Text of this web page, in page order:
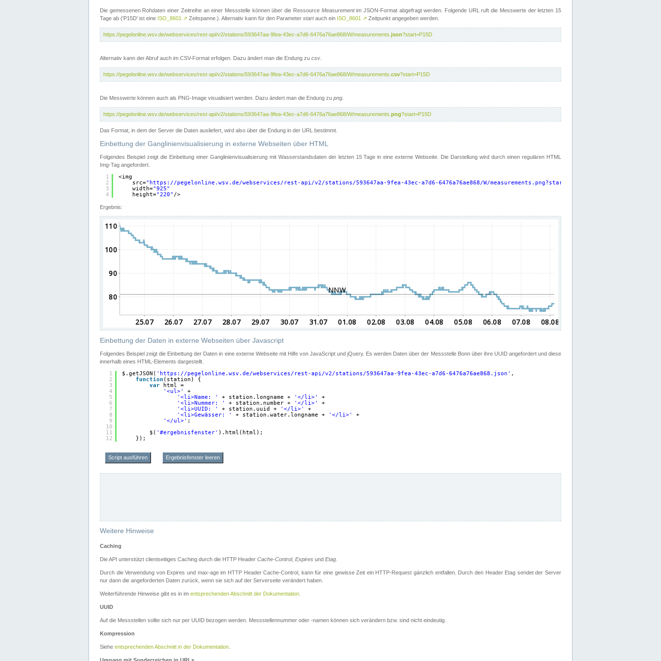
Die gemessenen Rohdaten einer Zeitreihe an einer Messstelle können über die Ressource Measurementim JSON-Format abgefragt werden. Folgende URL ruft die Messwerte der letzten 15
Tage ab ('P15D' ist eine ISO_8601 ↗ Zeitspanne.). Alternativ kann für den Parameter startauch ein ISO_8601 ↗ Zeitpunkt angegeben werden.
https://pegelonline.wsv.de/webservices/rest-api/v2/stations/593647aa-9fea-43ec-a7d6-6476a76ae868/W/measurements. json?start=P15D
Alternativ kann der Abruf auch im CSV-Format erfolgen. Dazu ändert man die Endung zu csv
https://pegelonline.wsv.de/webservices/rest-api/v2/stations/593647aa-9fea-43ec-a7d6-6476a76ae868/W/measurements. csv?start=P15D
Die Messwerte können auch als PNG-Image visualisiert werden. Dazu ändert man die Endung zu png
https://pegelonline.wsv.de/webservices/rest-api/v2/stations/593647aa-9fea-43ec-a7d6-6476a76ae868/W/measurements. png?start=P15D
Das Format, in dem der Server die Daten ausliefert, wird also über die Endung in der URL bestimmt.
Einbettung der Ganglinienvisualisierung in externe Webseiten über HTML
Folgendes Beispiel zeigt die Einbettung einer Ganglinienvisualisierung mit Wasserstandsdaten der letzten 15 Tage in eine externe Webseite. Die Darstellung wird durch einen regulären HTML
Img-Tag angefordert.
1
2
3
4
<img
src=" https://pegelonline.wsv.de/webservices/rest-api/v2/stations/593647aa-9fea-43ec-a7d6-6476a76ae868/W/measurements.png?start=P15D&width=925&height=220
width="925"
height="220" />
Ergebnis:
Einbettung der Daten in externe Webseiten über Javascript
Folgendes Beispiel zeigt die Einbettung der Daten in eine externe Webseite mit Hilfe von JavaScript und jQuery. Es werden Daten über der Messstelle Bonn über ihre UUID angefordert und diese
innerhalb eines HTML-Elements dargestellt.
1
2
3
4
5
6
7
8
9
10
11
12
$.getJSON( ' https://pegelonline.wsv.de/webservices/rest-api/v2/stations/593647aa-9fea-43ec-a7d6-6476a76ae868.json ' ,
function (station) {
var
html =
'<ul>'
+
'<li>Name: '
+ station.longname + '</li>'
+
'<li>Nummer: '
+ station.number + '</li>'
+
'<li>UUID: '
+ station.uuid + '</li>'
+
'<li>Gewässer: '
+ station.water.longname + '</li>'
+
'</ul>' ;
$( '#ergebnisfenster' ).html(html);
});
Script ausführen Ergebnisfenster leeren
Weitere Hinweise
Caching
Die API unterstützt clientseitiges Caching durch die HTTP Header Cache-Control, Expires und Etag.
Durch die Verwendung von Expires und max-age im HTTP Header Cache-Control, kann für eine gewisse Zeit ein HTTP-Request gänzlich entfallen. Durch den Header Etag sendet der Server
nur dann die angeforderten Daten zurück, wenn sie sich auf der Serverseite verändert haben.
Weiterführende Hinweise gibt es in im entsprechenden Abschnitt der Dokumentation.
UUID
Auf die Messstellen sollte sich nur per UUID bezogen werden. Messstellennummer oder -namen können sich verändern bzw. sind nicht eindeutig.
Kompression
Siehe entsprechenden Abschnitt in der Dokumentation.